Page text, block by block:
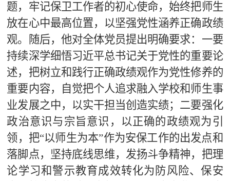
题，牢记保卫工作者的初心使命，始终把师生
放在心中最高位置，以坚强党性涵养正确政绩
观。随后，他对全体党员提出明确要求：一要
持续深学细悟习近平总书记关于党性的重要论
述，把树立和践行正确政绩观作为党性修养的
重要内容，自觉把个人追求融入学校和师生事
业发展之中，以实干担当创造实绩；二要强化
政治意识与宗旨意识，以正确的政绩观为引
领，把“以师生为本”作为安保工作的出发点和
落脚点，坚持底线思维，发扬斗争精神，把理
论学习和警示教育成效转化为防风险、保安